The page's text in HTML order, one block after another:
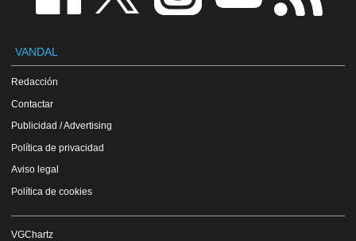
VANDAL
Redacción
Contactar
Publicidad / Advertising
Política de privacidad
Aviso legal
Política de cookies
VGChartz